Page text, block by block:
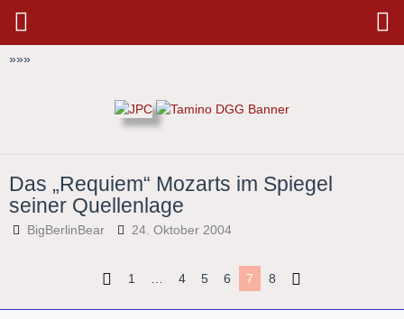
»»»
Das „Requiem“ Mozarts im Spiegel
seiner Quellenlage
BigBerlinBear 24. Oktober 2004
1 … 4 5 6 7 8